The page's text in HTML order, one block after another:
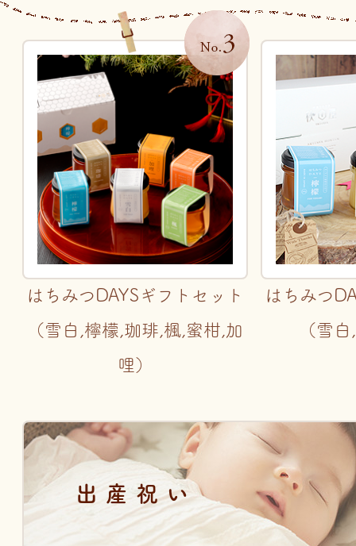
はちみつDAYSギフトセット
（雪白,檸檬,珈琲,楓,蜜柑,加
哩）
はちみつ
（雪
出産祝い